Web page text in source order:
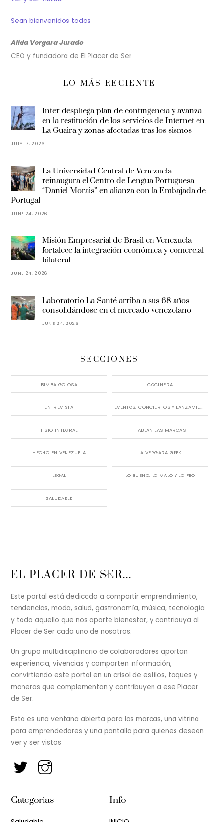
Sean bienvenidos todos
Alida Vergara Jurado
CEO y fundadora de El Placer de Ser
LO MÁS RECIENTE
Inter despliega plan de contingencia y avanza
en la restitución de los servicios de Internet en
La Guaira y zonas afectadas tras los sismos
JULY 17, 2026
La Universidad Central de Venezuela
reinaugura el Centro de Lengua Portuguesa
“Daniel Morais” en alianza con la Embajada de
Portugal
JUNE 24, 2026
Misión Empresarial de Brasil en Venezuela
fortalece la integración económica y comercial
bilateral
JUNE 24, 2026
Laboratorio La Santé arriba a sus 68 años
consolidándose en el mercado venezolano
JUNE 24, 2026
SECCIONES
BIMBA GOLOSA COCINERA
ENTREVISTA EVENTOS, CONCIERTOS Y LANZAMIENTOS
FISIO INTEGRAL HABLAN LAS MARCAS
HECHO EN VENEZUELA LA VERGARA GEEK
LEGAL LO BUENO, LO MALO Y LO FEO
SALUDABLE
Back
Top
EL PLACER DE SER...
Este portal está dedicado a compartir emprendimiento,
tendencias, moda, salud, gastronomía, música, tecnología
y todo aquello que nos aporte bienestar, y contribuya al
Placer de Ser cada uno de nosotros.
Un grupo multidisciplinario de colaboradores aportan
experiencia, vivencias y comparten información,
convirtiendo este portal en un crisol de estilos, toques y
maneras que complementan y contribuyen a ese Placer
de Ser.
Esta es una ventana abierta para las marcas, una vitrina
para emprendedores y una pantalla para quienes deseen
ver y ser vistos
Categorias Info